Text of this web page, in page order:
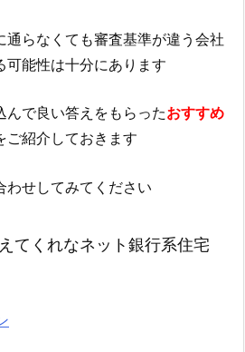
通らなくても審査基準が違う会社
可能性は十分にあります
んで良い答えをもらったおすすめ
ご紹介しておきます
わせしてみてください
てくれなネット銀行系住宅